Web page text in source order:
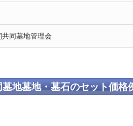
共同墓地管理会
地墓地・墓石のセット価格